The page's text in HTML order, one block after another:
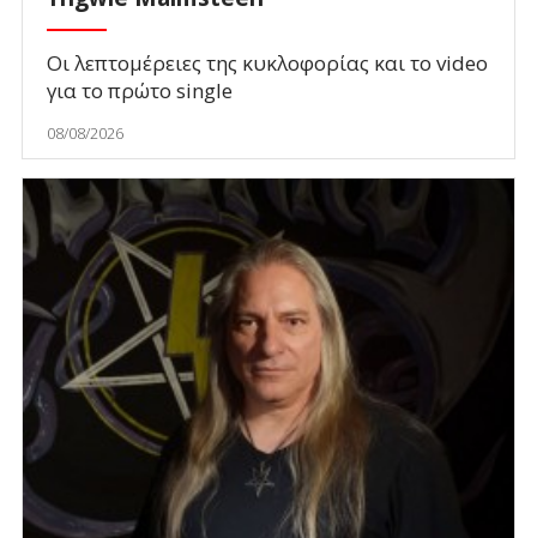
Οι λεπτομέρειες της κυκλοφορίας και το video
για το πρώτο single
08/08/2026